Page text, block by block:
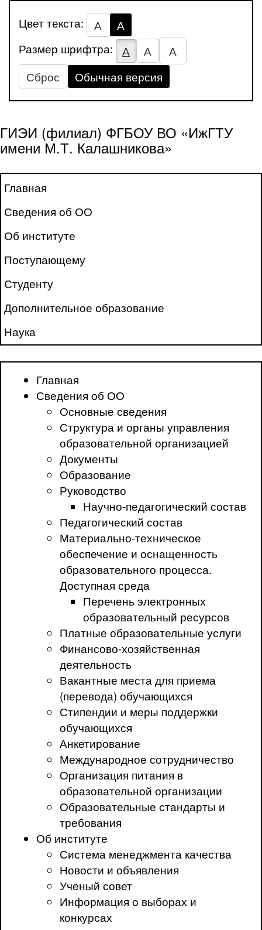
Цвет текста: А
А
Размер шрифтра:
А А
А
Сброс
Обычная версия
ГИЭИ (филиал) ФГБОУ ВО «ИжГТУ
имени М.Т. Калашникова»
Главная
Сведения об ОО
Об институте
Поступающему
Студенту
Дополнительное образование
Наука
Главная
Сведения об ОО
Основные сведения
Структура и органы управления
образовательной организацией
Документы
Образование
Руководство
Научно-педагогический состав
Педагогический состав
Материально-техническое
обеспечение и оснащенность
образовательного процесса.
Доступная среда
Перечень электронных
образовательный ресурсов
Платные образовательные услуги
Финансово-хозяйственная
деятельность
Вакантные места для приема
(перевода) обучающихся
Стипендии и меры поддержки
обучающихся
Анкетирование
Международное сотрудничество
Организация питания в
образовательной организации
Образовательные стандарты и
требования
Об институте
Система менеджмента качества
Новости и объявления
Ученый совет
Информация о выборах и
конкурсах